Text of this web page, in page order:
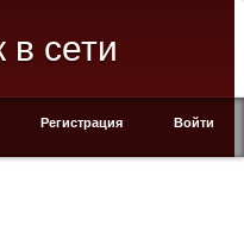
в сети
Регистрация Войти